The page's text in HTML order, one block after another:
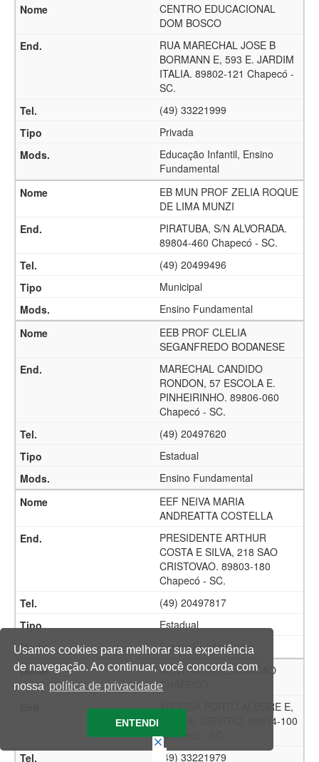
Usamos cookies para melhorar sua experiência
de navegação. Ao continuar, você concorda com
nossa política de privacidade
ENTENDI
CENTRO EDUCACIONAL
DOM BOSCO
RUA MARECHAL JOSE B
BORMANN E, 593 E. JARDIM
ITALIA. 89802-121 Chapecó -
SC.
(49) 33221999
Privada
Educação Infantil, Ensino
Fundamental
EB MUN PROF ZELIA ROQUE
DE LIMA MUNZI
PIRATUBA, S/N ALVORADA.
89804-460 Chapecó - SC.
(49) 20499496
Municipal
Ensino Fundamental
EEB PROF CLELIA
SEGANFREDO BODANESE
MARECHAL CANDIDO
RONDON, 57 ESCOLA E.
PINHEIRINHO. 89806-060
Chapecó - SC.
(49) 20497620
Estadual
Ensino Fundamental
EEF NEIVA MARIA
ANDREATTA COSTELLA
PRESIDENTE ARTHUR
COSTA E SILVA, 218 SAO
CRISTOVAO. 89803-180
Chapecó - SC.
(49) 20497817
Estadual
Ensino Fundamental
CENTRO DE EDUCACAO
CHAPECO
AVENIDA PORTO ALEGRE E,
959 E E. CENTRO. 89814-100
Chapecó - SC.
(49) 33221979